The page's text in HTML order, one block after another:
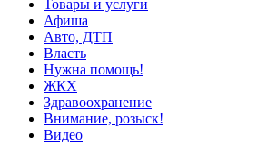
Товары и услуги
Афиша
Авто, ДТП
Власть
Нужна помощь!
ЖКХ
Здравоохранение
Внимание, розыск!
Видео